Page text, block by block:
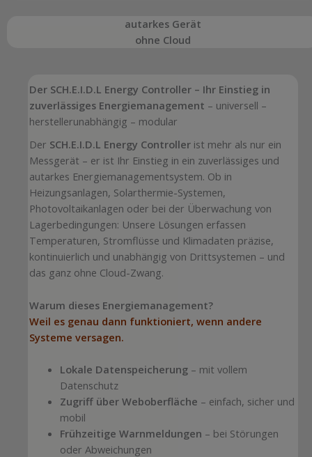
autarkes Gerät
ohne Cloud
Der SCH.E.I.D.L Energy Controller – Ihr Einstieg in
zuverlässiges Energiemanagement – universell –
herstellerunabhängig – modular
Der SCH.E.I.D.L Energy Controllerist mehr als nur ein
Messgerät – er ist Ihr Einstieg in ein zuverlässiges und
autarkes Energiemanagementsystem. Ob in
Heizungsanlagen, Solarthermie-Systemen,
Photovoltaikanlagen oder bei der Überwachung von
Lagerbedingungen: Unsere Lösungen erfassen
Temperaturen, Stromflüsse und Klimadaten präzise,
kontinuierlich und unabhängig von Drittsystemen – und
das ganz ohne Cloud-Zwang.
Warum dieses Energiemanagement?
Weil es genau dann funktioniert, wenn andere
Systeme versagen.
Lokale Datenspeicherung– mit vollem
Datenschutz
Zugriff über Weboberfläche – einfach, sicher und
mobil
Frühzeitige Warnmeldungen – bei Störungen
oder Abweichungen